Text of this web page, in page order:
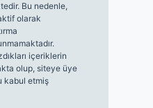
Bu nedenle,
olarak
içeriklerin
olup, siteye üye
kabul etmiş